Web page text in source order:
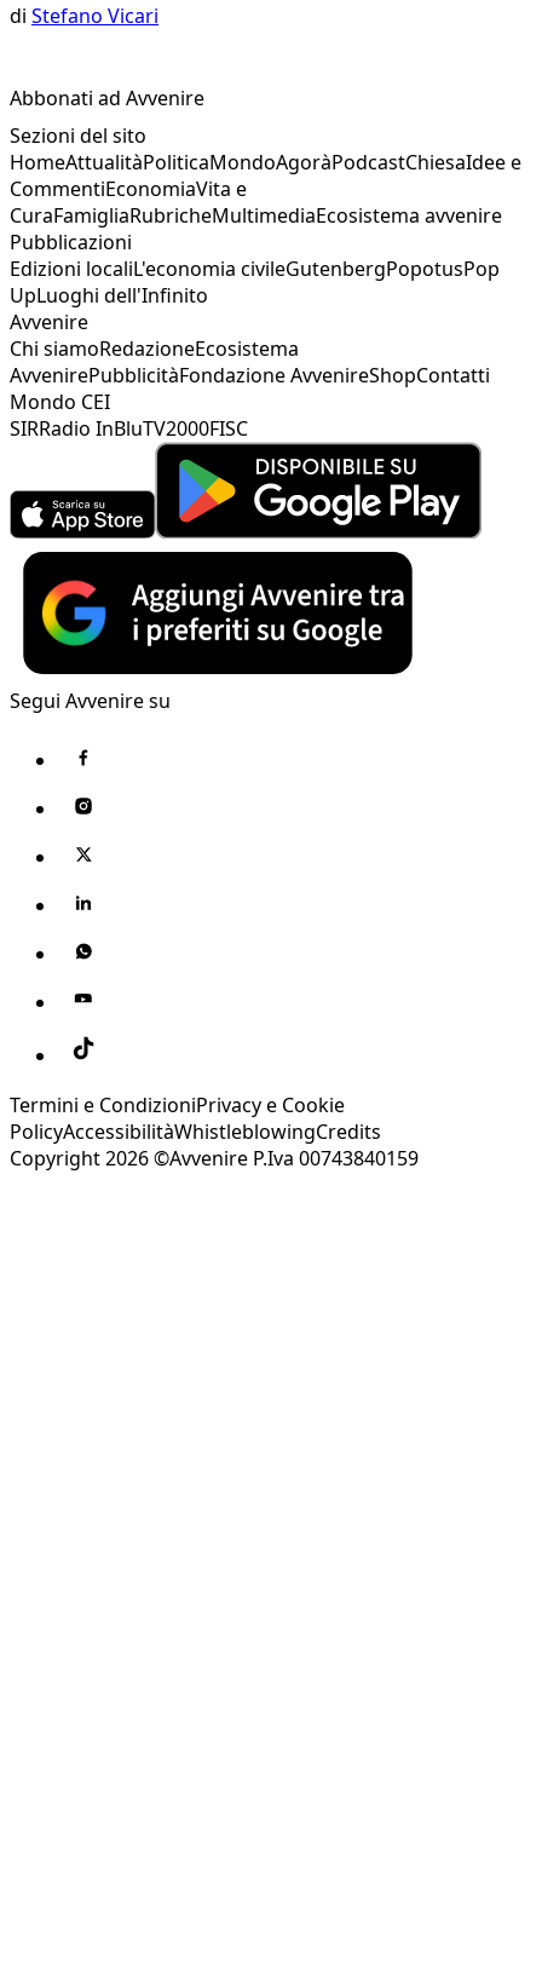
di Stefano Vicari
Abbonati ad Avvenire
Sezioni del sito
HomeAttualitàPoliticaMondoAgoràPodcastChiesaIdee e
CommentiEconomiaVita e
CuraFamigliaRubricheMultimediaEcosistema avvenire
Pubblicazioni
Edizioni localiL'economia civileGutenbergPopotusPop
UpLuoghi dell'Infinito
Avvenire
Chi siamoRedazioneEcosistema
AvvenirePubblicitàFondazione AvvenireShopContatti
Mondo CEI
SIRRadio InBluTV2000FISC
Segui Avvenire su
Termini e CondizioniPrivacy e Cookie
PolicyAccessibilitàWhistleblowingCredits
Copyright 2026 ©Avvenire P.Iva 00743840159